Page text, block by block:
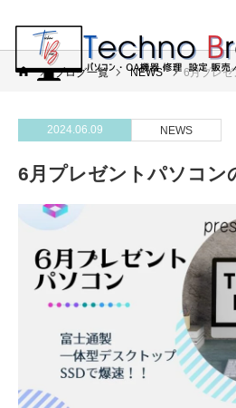
ブログ一覧 NEWS 6月プレゼ
2024.06.09 NEWS
6月プレゼントパソコン